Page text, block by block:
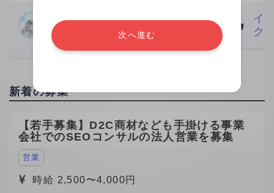
素直に嬉しいです。 そのきっかけをく
れたのがビデオチューブさんでした。
実は、最初にネット
Nari Meguro
ら分析改善
た。特に、
ワード設計
イ
ク
新着の募集
【若手募集】D2C商材なども手掛ける事業
会社でのSEOコンサルの法人営業を募集
営業
時給 2,500〜4,000円
次へ進む